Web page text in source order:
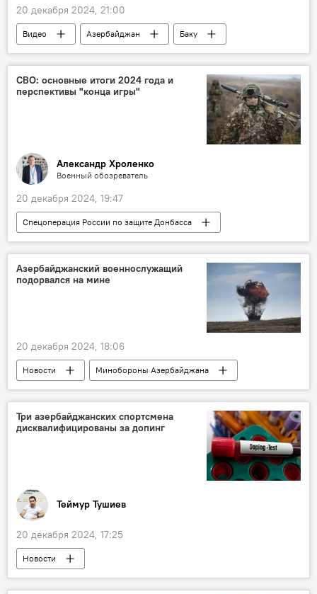
20 декабря 2024, 21:00
Видео Азербайджан
Баку
Русский дом
Ирек Зиннуров
80-летие Победы в Великой Отечественной войне
Подготовка
Министерство науки и образования Азербайджана
Олимпиада по русскому языку и литературе
Образовательные проекты
СВО: основные итоги 2024 года и
перспективы "конца игры"
Александр Хроленко
Военный обозреватель
20 декабря 2024, 19:47
Спецоперация России по защите Донбасса
Министерство обороны России
расширенная коллегия
Владимир Путин
Андрей Белоусов
Ракетные войска стратегического назначения
Беспилотники
2025 год
Перспективы
Обороноспособность
военно-техническое сотрудничество
Политика
Азербайджанский военнослужащий
подорвался на мине
20 декабря 2024, 18:06
Новости
Минобороны Азербайджана
азербайджанский военнослужащий
подрыв на мине
Нахчыванская Автономная Республика
Три азербайджанских спортсмена
дисквалифицированы за допинг
Теймур Тушиев
20 декабря 2024, 17:25
Новости
Национальное антидопинговое агентство Азербайджана (AMADA)